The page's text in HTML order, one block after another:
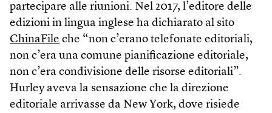
partecipare alle riunioni. Nel 2017, l’editore delle
edizioni in lingua inglese ha dichiarato al sito
ChinaFile che “non c’erano telefonate editoriali,
non c’era una comune pianificazione editoriale,
non c’era condivisione delle risorse editoriali”.
Hurley aveva la sensazione che la direzione
editoriale arrivasse da New York, dove risiede